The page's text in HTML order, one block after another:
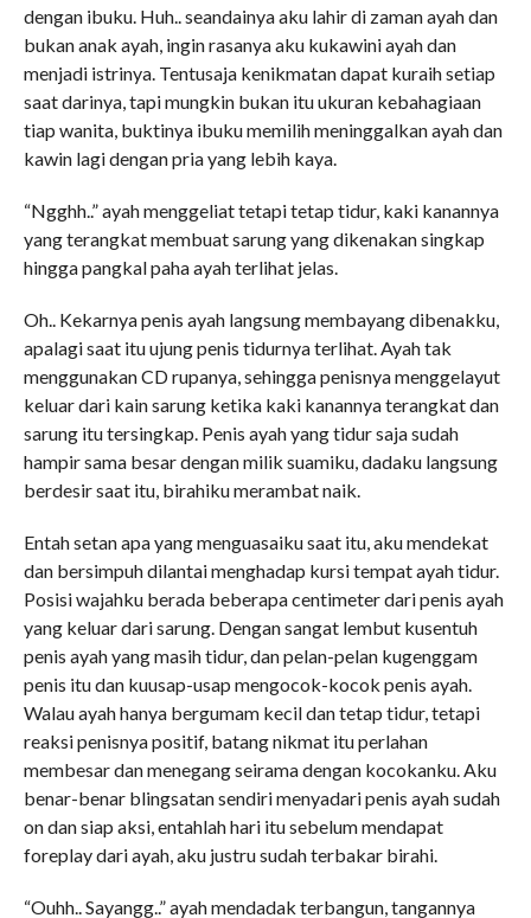
dengan ibuku. Huh.. seandainya aku lahir di zaman ayah dan
bukan anak ayah, ingin rasanya aku kukawini ayah dan
menjadi istrinya. Tentusaja kenikmatan dapat kuraih setiap
saat darinya, tapi mungkin bukan itu ukuran kebahagiaan
tiap wanita, buktinya ibuku memilih meninggalkan ayah dan
kawin lagi dengan pria yang lebih kaya.
“Ngghh..” ayah menggeliat tetapi tetap tidur, kaki kanannya
yang terangkat membuat sarung yang dikenakan singkap
hingga pangkal paha ayah terlihat jelas.
Oh.. Kekarnya penis ayah langsung membayang dibenakku,
apalagi saat itu ujung penis tidurnya terlihat. Ayah tak
menggunakan CD rupanya, sehingga penisnya menggelayut
keluar dari kain sarung ketika kaki kanannya terangkat dan
sarung itu tersingkap. Penis ayah yang tidur saja sudah
hampir sama besar dengan milik suamiku, dadaku langsung
berdesir saat itu, birahiku merambat naik.
Entah setan apa yang menguasaiku saat itu, aku mendekat
dan bersimpuh dilantai menghadap kursi tempat ayah tidur.
Posisi wajahku berada beberapa centimeter dari penis ayah
yang keluar dari sarung. Dengan sangat lembut kusentuh
penis ayah yang masih tidur, dan pelan-pelan kugenggam
penis itu dan kuusap-usap mengocok-kocok penis ayah.
Walau ayah hanya bergumam kecil dan tetap tidur, tetapi
reaksi penisnya positif, batang nikmat itu perlahan
membesar dan menegang seirama dengan kocokanku. Aku
benar-benar blingsatan sendiri menyadari penis ayah sudah
on dan siap aksi, entahlah hari itu sebelum mendapat
foreplay dari ayah, aku justru sudah terbakar birahi.
“Ouhh.. Sayangg..” ayah mendadak terbangun, tangannya